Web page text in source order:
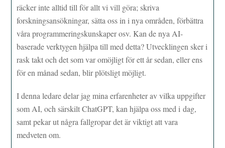
räcker inte alltid till för allt vi vill göra; skriva
forskningsansökningar, sätta oss in i nya områden, förbättra
våra programmeringskunskaper osv. Kan de nya AI-
baserade verktygen hjälpa till med detta? Utvecklingen sker i
rask takt och det som var omöjligt för ett år sedan, eller ens
för en månad sedan, blir plötsligt möjligt.
I denna ledare delar jag mina erfarenheter av vilka uppgifter
som AI, och särskilt ChatGPT, kan hjälpa oss med i dag,
samt pekar ut några fallgropar det är viktigt att vara
medveten om.